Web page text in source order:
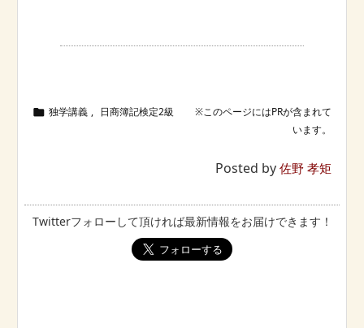
 独学講義 , 日商簿記検定2級
Posted by 佐野 孝矩
Twitterフォローして頂ければ最新情報をお届けできます！